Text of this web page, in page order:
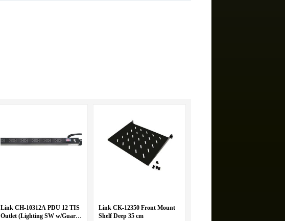
Link CH-10312A PDU 12 TIS
Outlet (Lighting SW w/Guard
Link CK-12350 Front Mount
Shelf Deep 35 cm